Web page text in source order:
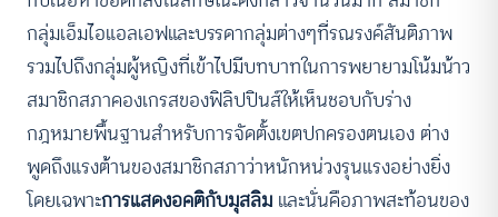
กลุ่มเอ็มไอแอลเอฟและบรรดากลุ่มต่างๆที่รณรงค์สันติภาพ
รวมไปถึงกลุ่มผู้หญิงที่เข้าไปมีบทบาทในการพยายามโน้มน้าว
สมาชิกสภาคองเกรสของฟิลิปปินส์ให้เห็นชอบกับร่าง
กฎหมายพื้นฐานสำหรับการจัดตั้งเขตปกครองตนเอง ต่าง
พูดถึงแรงต้านของสมาชิกสภาว่าหนักหน่วงรุนแรงอย่างยิ่ง
โดยเฉพาะการแสดงอคติกับมุสลิม และนั่นคือภาพสะท้อนของ